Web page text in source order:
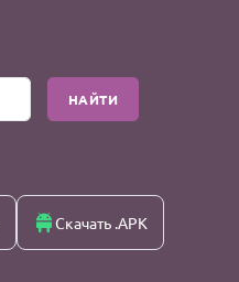
НАЙТИ
Скачать .APK